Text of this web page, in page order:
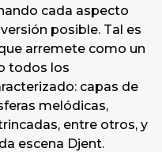
cada aspecto
posible. Tal es
arremete como un
todos los
capas de
melódicas,
entre otros, y
escena Djent.